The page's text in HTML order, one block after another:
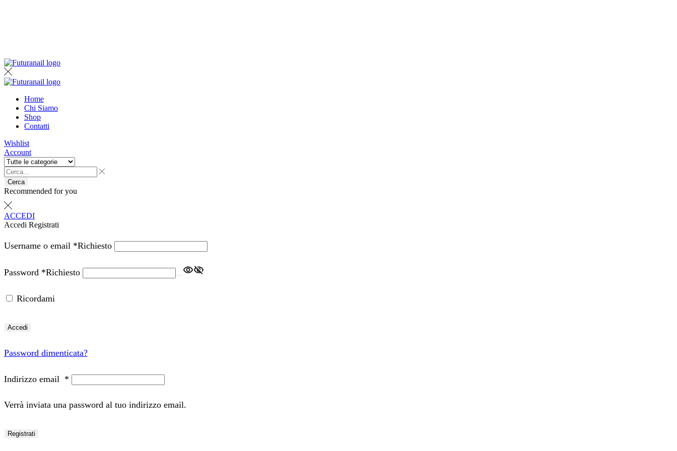
Home
Chi Siamo
Shop
Contatti
Wishlist
Account
Cerca
Recommended for you
ACCEDI
Accedi Registrati
Username o email *Richiesto
Password *Richiesto
Ricordami
Accedi
Password dimenticata?
Indirizzo email *
Verrà inviata una password al tuo indirizzo email.
Registrati